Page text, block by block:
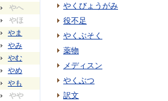
やへ
やほ
やま
やみ
やむ
やめ
やも
やや
やくびょうがみ
役不足
やくぶそく
薬物
メディスン
やくぶつ
訳文